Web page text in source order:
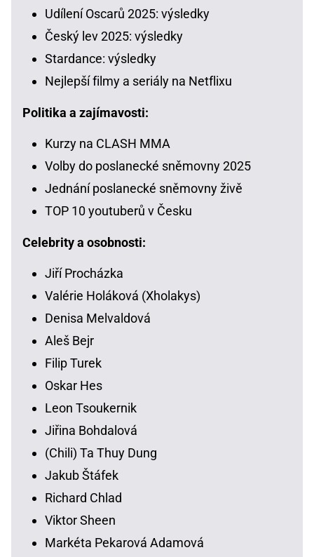
Udílení Oscarů 2025: výsledky
Český lev 2025: výsledky
Stardance: výsledky
Nejlepší filmy a seriály na Netflixu
Politika a zajímavosti:
Kurzy na CLASH MMA
Volby do poslanecké sněmovny 2025
Jednání poslanecké sněmovny živě
TOP 10 youtuberů v Česku
Celebrity a osobnosti:
Jiří Procházka
Valérie Holáková (Xholakys)
Denisa Melvaldová
Aleš Bejr
Filip Turek
Oskar Hes
Leon Tsoukernik
Jiřina Bohdalová
(Chili) Ta Thuy Dung
Jakub Štáfek
Richard Chlad
Viktor Sheen
Markéta Pekarová Adamová